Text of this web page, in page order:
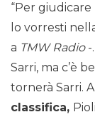
“Per
lo vorresti
a TMW Radio-
Sarri, ma c’è
tornerà Sarri.
classifica,